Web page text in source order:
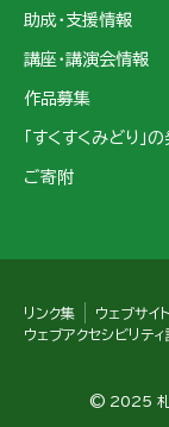
助成・支援情報
講座・講演会情報
作品募集
「すくすくみどり」
ご寄附
リンク集
ウェブサイ
ウェブアクセシビリテ
© 2025 札